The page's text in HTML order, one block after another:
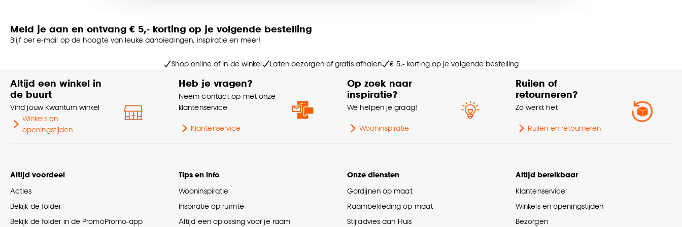
1.3 CM
0.915 Kg
PEFC (Duurzaam hout)
Meld je aan en ontvang € 5,- korting op je volgende bestelling
Blijf per e-mail op de hoogte van leuke aanbiedingen, inspiratie en meer!
Shop online of in de winkel Laten bezorgen of gratis afhalen € 5,- korting op je volgende bestelling
Altijd een winkel in
de buurt
Vind jouw Kwantum winkel
Winkels en
openingstijden
Heb je vragen?
Neem contact op met onze
klantenservice
Klantenservice
Op zoek naar
inspiratie?
We helpen je graag!
Wooninspiratie
Ruilen of
retourneren?
Zo werkt het
Ruilen en retourneren
Altijd voordeel
Acties
Bekijk de folder
Bekijk de folder in de PromoPromo-app
Tips en info
Wooninspiratie
Inspiratie op ruimte
Altijd een oplossing voor je raam
Onze diensten
Gordijnen op maat
Raambekleding op maat
Stijladvies aan Huis
Altijd bereikbaar
Klantenservice
Winkels en openingstijden
Bezorgen